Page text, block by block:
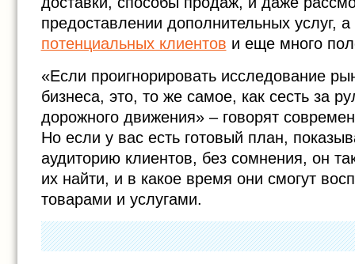
предоставлении дополнительных услуг,
потенциальных клиентов и еще много
«Если проигнорировать исследование
бизнеса, это, то же самое, как сесть за
дорожного движения» – говорят
Но если у вас есть готовый план,
аудиторию клиентов, без сомнения, он
их найти, и в какое время они смогут
товарами и услугами.